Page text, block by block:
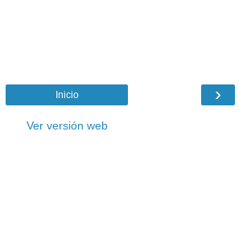
›
Inicio
Ver versión web